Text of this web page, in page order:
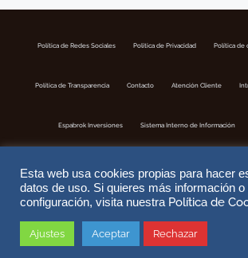
Política de Redes Sociales Politica de Privacidad Política de
Política de Transparencia Contacto Atención Cliente
Espabrok Inversiones Sistema Interno de Información
Esta web usa cookies propias para hacer
datos de uso. Si quieres más información
configuración, visita nuestra Política de
Ajustes Aceptar Rechazar